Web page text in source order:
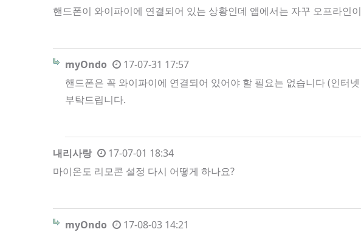
핸드폰이 와이파이에 연결되어 있는 상황인데 앱에서는 자꾸 오프라인
myOndo
17-07-31 17:57
핸드폰은 꼭 와이파이에 연결되어 있어야 할 필요는 없습니다 (인터
부탁드립니다.
내리사랑
17-07-01 18:34
마이온도 리모콘 설정 다시 어떻게 하나요?
myOndo
17-08-03 14:21